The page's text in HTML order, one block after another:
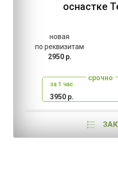
оснастке
новая
по реквизитам
2950 р.
срочно
за 1 час
3950 р.